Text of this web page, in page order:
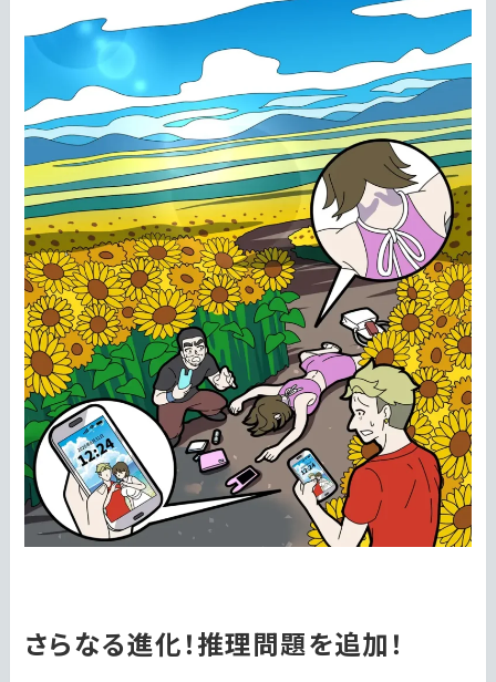
さらなる進化！推理問題を追加！